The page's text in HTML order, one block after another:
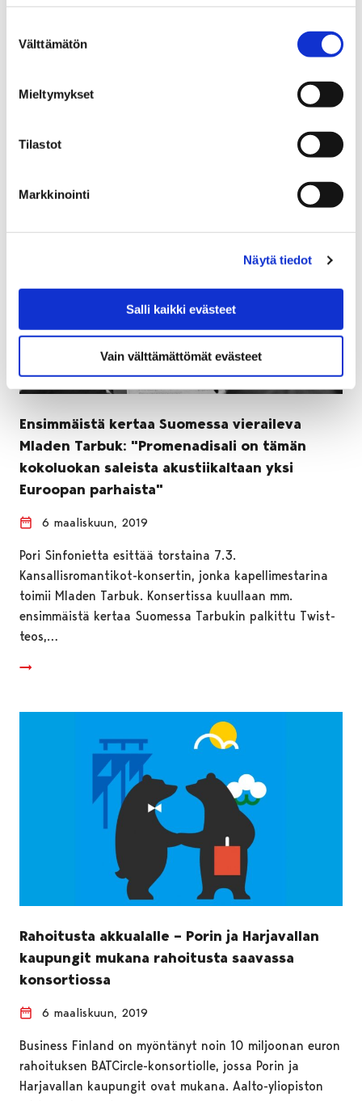
valinta
Välttämätön
Mieltymykset
Tilastot
Markkinointi
Näytä tiedot
Salli kaikki evästeet
Vain välttämättömät evästeet
6 maaliskuun, 2019
Porin perusturvan potilastietojärjestelmä päivitetään
terveyspalveluiden ja suun terveydenhuollon
Ensimmäistä kertaa Suomessa vieraileva
Mladen Tarbuk: "Promenadisali on tämän
kokoluokan saleista akustiikaltaan yksi
Euroopan parhaista"
6 maaliskuun, 2019
Pori Sinfonietta esittää torstaina 7.3.
Kansallisromantikot-konsertin, jonka kapellimestarina
toimii Mladen Tarbuk. Konsertissa kuullaan mm.
ensimmäistä kertaa Suomessa Tarbukin palkittu Twist-
teos,…
Rahoitusta akkualalle – Porin ja Harjavallan
kaupungit mukana rahoitusta saavassa
konsortiossa
6 maaliskuun, 2019
Business Finland on myöntänyt noin 10 miljoonan euron
rahoituksen BATCircle-konsortiolle, jossa Porin ja
Harjavallan kaupungit ovat mukana. Aalto-yliopiston